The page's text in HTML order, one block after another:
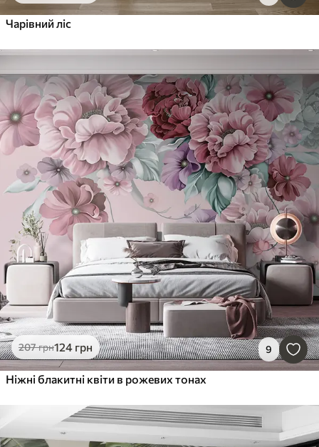
Чарівний ліс
207грн124 грн 9
Ніжні блакитні квіти в рожевих тонах